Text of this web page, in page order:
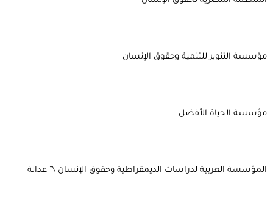
مؤسسة التنوير للتنمية وحقوق الإنسان
مؤسسة الحياة الأفضل
المؤسسة العربية لدراسات الديمقراطية وحقوق الإنسان \” عدالة